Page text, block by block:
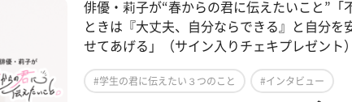
俳優・莉子が“春からの君に伝えたいこと”「
ときは『大丈夫、自分ならできる』と自分を
せてあげる」（サイン入りチェキプレゼント）
#学生の君に伝えたい３つのこと #インタビュー